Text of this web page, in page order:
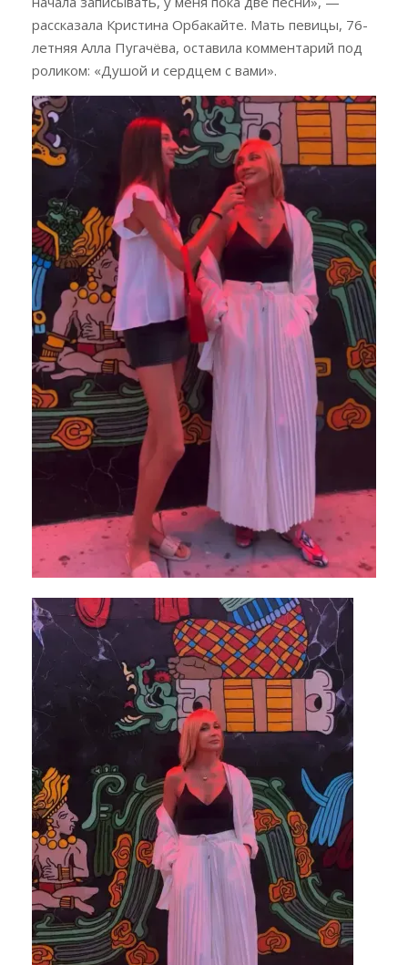
рассказала Кристина Орбакайте. Мать певицы, 76-
летняя Алла Пугачёва, оставила комментарий под
роликом: «Душой и сердцем с вами».